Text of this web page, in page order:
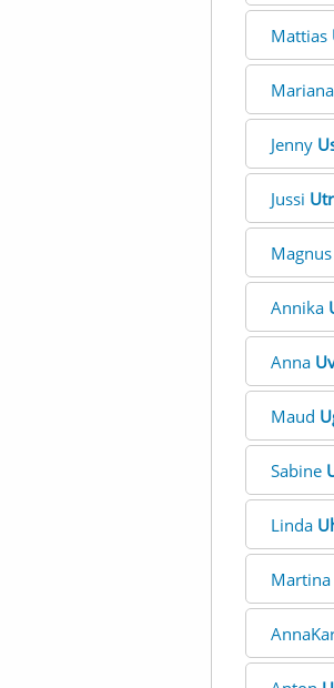
Mattias
Mariana
Jenny
Jussi
Magnus
Annika
Anna
Maud
Sabine
Linda
Martina